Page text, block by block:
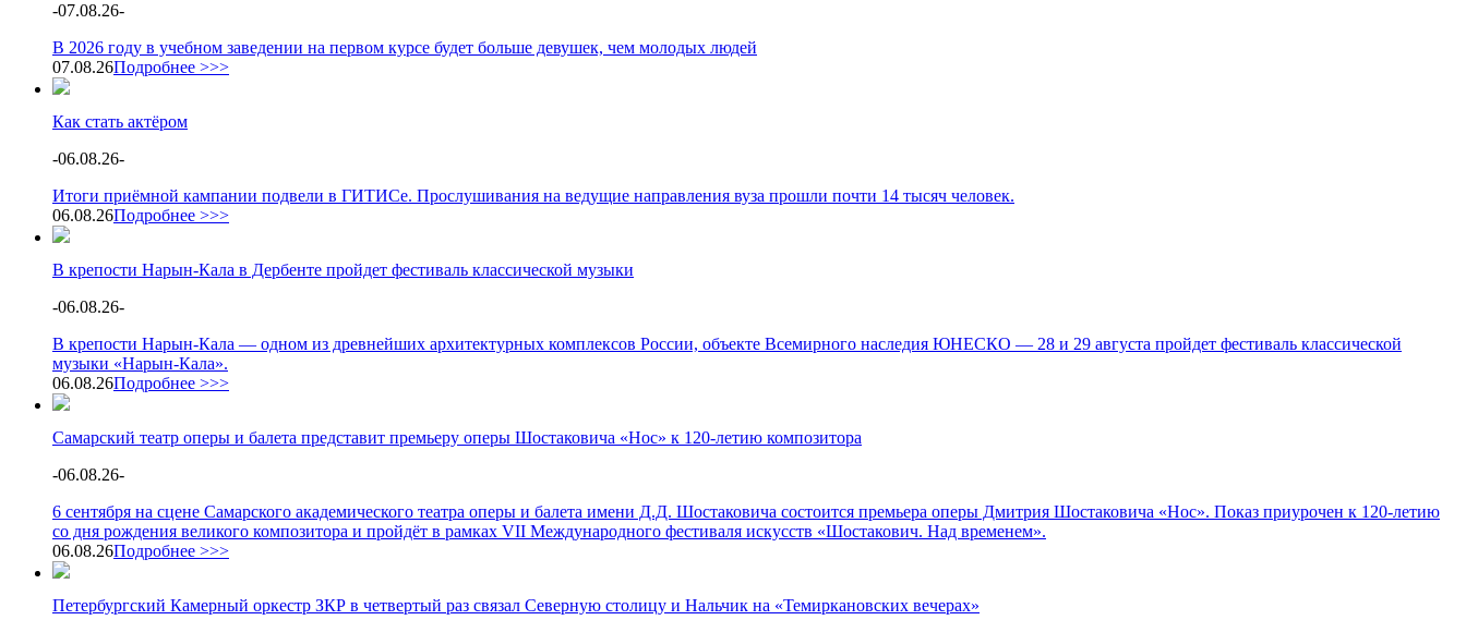
-07.08.26-
В 2026 году в учебном заведении на первом курсе будет больше девушек, чем молодых людей
07.08.26Подробнее >>>
Как стать актёром
-06.08.26-
Итоги приёмной кампании подвели в ГИТИСе. Прослушивания на ведущие направления вуза прошли почти 14 тысяч человек.
06.08.26Подробнее >>>
В крепости Нарын-Кала в Дербенте пройдет фестиваль классической музыки
-06.08.26-
В крепости Нарын-Кала — одном из древнейших архитектурных комплексов России, объекте Всемирного наследия ЮНЕСКО — 28 и 29 августа пройдет фестиваль классической
музыки «Нарын-Кала».
06.08.26Подробнее >>>
Самарский театр оперы и балета представит премьеру оперы Шостаковича «Нос» к 120-летию композитора
-06.08.26-
6 сентября на сцене Самарского академического театра оперы и балета имени Д.Д. Шостаковича состоится премьера оперы Дмитрия Шостаковича «Нос». Показ приурочен к 120-летию
со дня рождения великого композитора и пройдёт в рамках VII Международного фестиваля искусств «Шостакович. Над временем».
06.08.26Подробнее >>>
Петербургский Камерный оркестр ЗКР в четвертый раз связал Северную столицу и Нальчик на «Темиркановских вечерах»